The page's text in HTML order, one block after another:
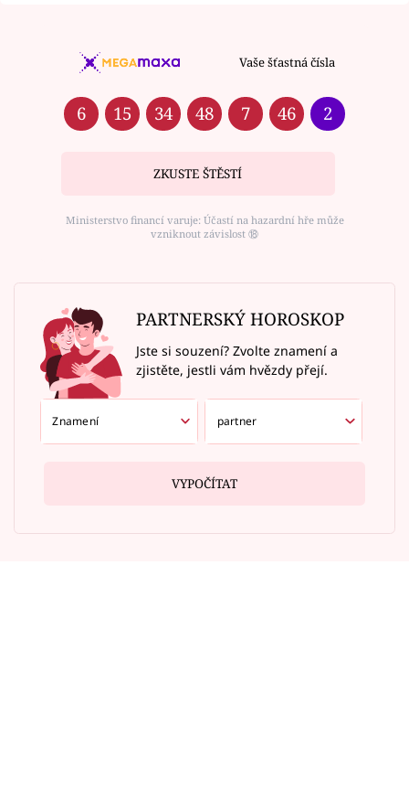
Vaše šťastná čísla
6 15 34 48 7 46 2
ZKUSTE ŠTĚSTÍ
Ministerstvo financí varuje: Účastí na hazardní hře může
vzniknout závislost ⑱
PARTNERSKÝ HOROSKOP
Jste si souzení? Zvolte znamení a
zjistěte, jestli vám hvězdy přejí.
VYPOČÍTAT